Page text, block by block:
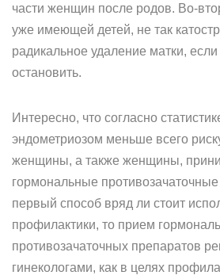
части женщин после родов. Во-
уже имеющей детей, не так
радикальное удаление матки,
остановить.
Интересно, что согласно
эндометриозом меньше всего
женщины, а также женщины,
гормональные противозачаточные
первый способ вряд ли стоит
профилактики, то прием
противозачаточных препаратов
гинекологами, как в целях